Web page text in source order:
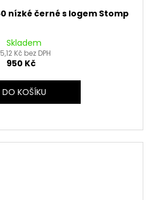
nízké černé s logem Stomp
Skladem
Kč bez DPH
950 Kč
DO KOŠÍKU